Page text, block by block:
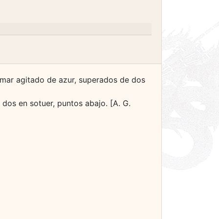
agitado de azur, superados de dos
en sotuer, puntos abajo. [A. G.